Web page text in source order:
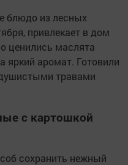
блюдо из лесных
привлекает в дом
ценились маслята
яркий аромат. Готовили
травами
с картошкой
сохранить нежный